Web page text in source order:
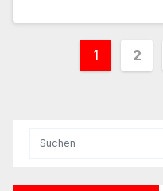
1 2